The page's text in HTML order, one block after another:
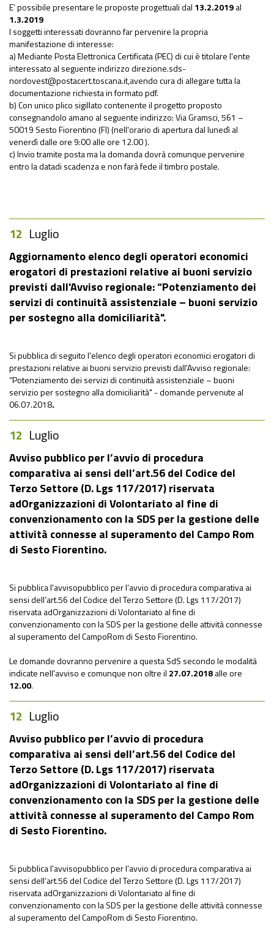
E’ possibile presentare le proposte progettuali dal 13.2.2019al
1.3.2019
I soggetti interessati dovranno far pervenire la propria
manifestazione di interesse:
a) Mediante Posta Elettronica Certificata (PEC) di cui è titolare l'ente
interessato al seguente indirizzo direzione.sds-
nordovest@postacert.toscana.it,avendo cura di allegare tutta la
documentazione richiesta in formato pdf.
b) Con unico plico sigillato contenente il progetto proposto
consegnandolo amano al seguente indirizzo: Via Gramsci, 561 –
50019 Sesto Fiorentino (FI) (nell'orario di apertura dal lunedì al
venerdì dalle ore 9:00 alle ore 12.00 ).
c) Invio tramite posta ma la domanda dovrà comunque pervenire
entro la datadi scadenza e non farà fede il timbro postale.
12 Luglio
Aggiornamento elenco degli operatori economici
erogatori di prestazioni relative ai buoni servizio
previsti dall'Avviso regionale: “Potenziamento dei
servizi di continuità assistenziale – buoni servizio
per sostegno alla domiciliarità".
Si pubblica di seguito l'elenco degli operatori economici erogatori di
prestazioni relative ai buoni servizio previsti dall'Avviso regionale:
“Potenziamento dei servizi di continuità assistenziale – buoni
servizio per sostegno alla domiciliarità" - domande pervenute al
06.07.2018.
12 Luglio
Avviso pubblico per l’avvio di procedura
comparativa ai sensi dell’art.56 del Codice del
Terzo Settore (D. Lgs 117/2017) riservata
adOrganizzazioni di Volontariato al fine di
convenzionamento con la SDS per la gestione delle
attività connesse al superamento del Campo Rom
di Sesto Fiorentino.
Si pubblica l'avvisopubblico per l’avvio di procedura comparativa ai
sensi dell’art.56 del Codice del Terzo Settore (D. Lgs 117/2017)
riservata adOrganizzazioni di Volontariato al fine di
convenzionamento con la SDS per la gestione delle attività connesse
al superamento del CampoRom di Sesto Fiorentino.
Le domande dovranno pervenire a questa SdS secondo le modalità
indicate nell'avviso e comunque non oltre il 27.07.2018alle ore
12.00.
12 Luglio
Avviso pubblico per l’avvio di procedura
comparativa ai sensi dell’art.56 del Codice del
Terzo Settore (D. Lgs 117/2017) riservata
adOrganizzazioni di Volontariato al fine di
convenzionamento con la SDS per la gestione delle
attività connesse al superamento del Campo Rom
di Sesto Fiorentino.
Si pubblica l'avvisopubblico per l’avvio di procedura comparativa ai
sensi dell’art.56 del Codice del Terzo Settore (D. Lgs 117/2017)
riservata adOrganizzazioni di Volontariato al fine di
convenzionamento con la SDS per la gestione delle attività connesse
al superamento del CampoRom di Sesto Fiorentino.